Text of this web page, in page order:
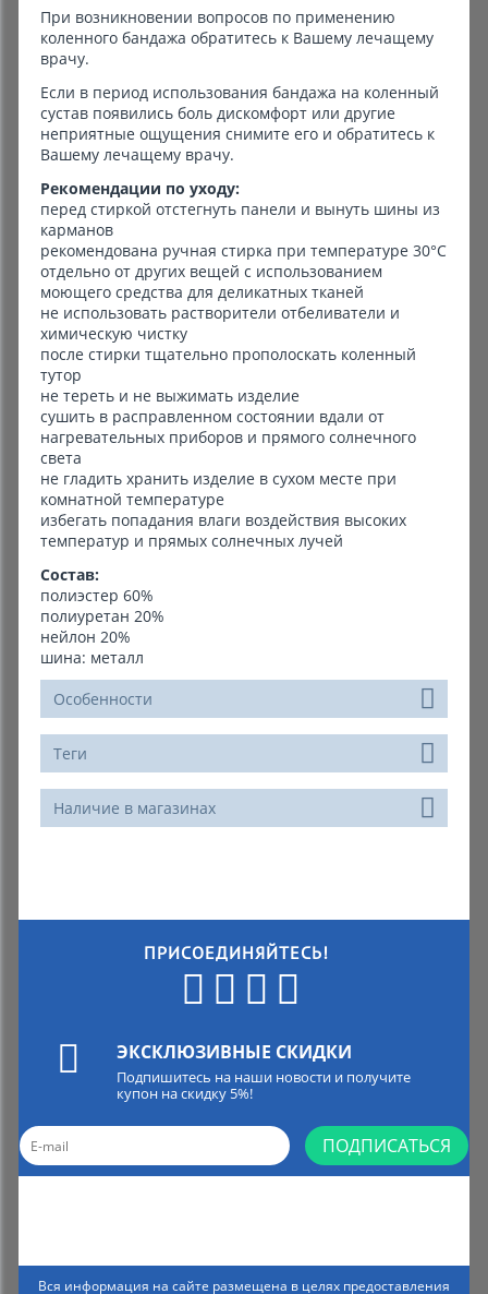
При возникновении вопросов по применению
коленного бандажа обратитесь к Вашему лечащему
врачу.
Если в период использования бандажа на коленный
сустав появились боль дискомфорт или другие
неприятные ощущения снимите его и обратитесь к
Вашему лечащему врачу.
Рекомендации по уходу:
перед стиркой отстегнуть панели и вынуть шины из
карманов
рекомендована ручная стирка при температуре 30°C
отдельно от других вещей с использованием
моющего средства для деликатных тканей
не использовать растворители отбеливатели и
химическую чистку
после стирки тщательно прополоскать коленный
тутор
не тереть и не выжимать изделие
сушить в расправленном состоянии вдали от
нагревательных приборов и прямого солнечного
света
не гладить хранить изделие в сухом месте при
комнатной температуре
избегать попадания влаги воздействия высоких
температур и прямых солнечных лучей
Состав:
полиэстер 60%
полиуретан 20%
нейлон 20%
шина: металл
Особенности
Теги
Наличие в магазинах
ПРИСОЕДИНЯЙТЕСЬ!
ЭКСКЛЮЗИВНЫЕ СКИДКИ
Подпишитесь на наши новости и получите
купон на скидку 5%!
ПОДПИСАТЬСЯ
Вся информация на сайте размещена в целях предоставления